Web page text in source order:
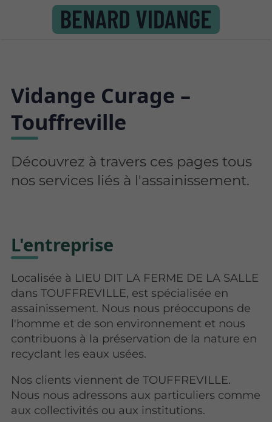
Vidange Curage –
Touffreville
Découvrez à travers ces pages tous
nos services liés à l'assainissement.
L'entreprise
Localisée à LIEU DIT LA FERME DE LA SALLE
dans TOUFFREVILLE, est spécialisée en
assainissement. Nous nous préoccupons de
l'homme et de son environnement et nous
contribuons à la préservation de la nature en
recyclant les eaux usées.
Nos clients viennent de TOUFFREVILLE.
Nous nous adressons aux particuliers comme
aux collectivités ou aux institutions.